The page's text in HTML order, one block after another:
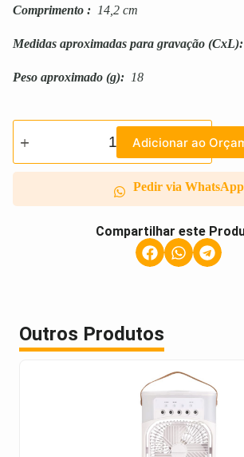
Comprimento : 14,2 cm
Medidas aproximadas para gravação (CxL):
Peso aproximado (g): 18
Adicionar ao
Pedir via WhatsApp
Compartilhar este
Outros Produtos